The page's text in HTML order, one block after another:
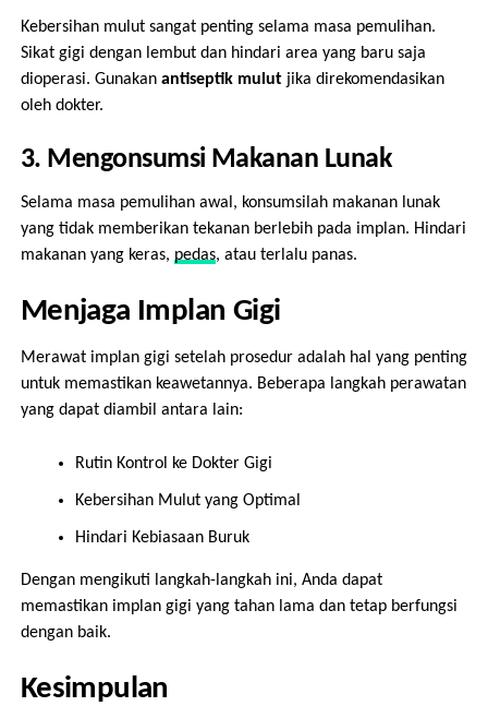
Kebersihan mulut sangat penting selama masa pemulihan.
Sikat gigi dengan lembut dan hindari area yang baru saja
dioperasi. Gunakan antiseptik mulutjika direkomendasikan
oleh dokter.
3. Mengonsumsi Makanan Lunak
Selama masa pemulihan awal, konsumsilah makanan lunak
yang tidak memberikan tekanan berlebih pada implan. Hindari
makanan yang keras, pedas, atau terlalu panas.
Menjaga Implan Gigi
Merawat implan gigi setelah prosedur adalah hal yang penting
untuk memastikan keawetannya. Beberapa langkah perawatan
yang dapat diambil antara lain:
Rutin Kontrol ke Dokter Gigi
Kebersihan Mulut yang Optimal
Hindari Kebiasaan Buruk
Dengan mengikuti langkah-langkah ini, Anda dapat
memastikan implan gigi yang tahan lama dan tetap berfungsi
dengan baik.
Kesimpulan